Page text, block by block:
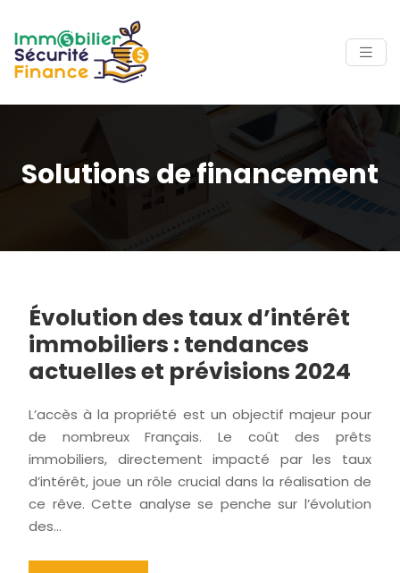
Solutions de financement
Évolution des taux d’intérêt
immobiliers : tendances
actuelles et prévisions 2024
L’accès à la propriété est un objectif majeur pour
de nombreux Français. Le coût des prêts
immobiliers, directement impacté par les taux
d’intérêt, joue un rôle crucial dans la réalisation de
ce rêve. Cette analyse se penche sur l’évolution
des…